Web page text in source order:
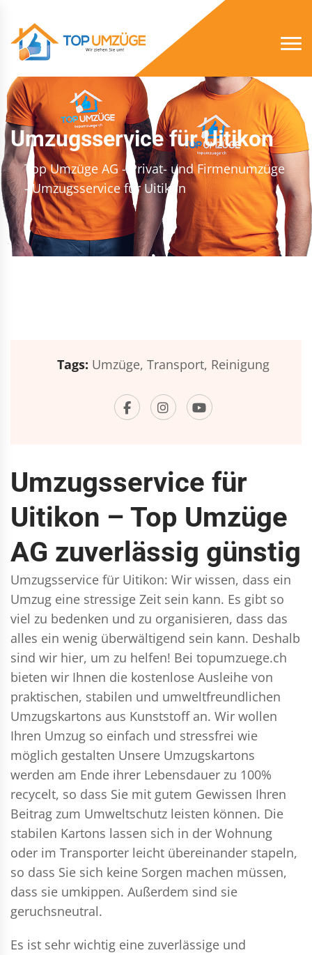
Umzugsservice für Uitikon
Top Umzüge AG - Privat- und Firmenumzüge
- Umzugsservice für Uitikon
Tags: Umzüge, Transport, Reinigung
Umzugsservice für
Uitikon – Top Umzüge
AG zuverlässig günstig
Umzugsservice für Uitikon: Wir wissen, dass ein
Umzug eine stressige Zeit sein kann. Es gibt so
viel zu bedenken und zu organisieren, dass das
alles ein wenig überwältigend sein kann. Deshalb
sind wir hier, um zu helfen! Bei topumzuege.ch
bieten wir Ihnen die kostenlose Ausleihe von
praktischen, stabilen und umweltfreundlichen
Umzugskartons aus Kunststoff an. Wir wollen
Ihren Umzug so einfach und stressfrei wie
möglich gestalten Unsere Umzugskartons
werden am Ende ihrer Lebensdauer zu 100%
recycelt, so dass Sie mit gutem Gewissen Ihren
Beitrag zum Umweltschutz leisten können. Die
stabilen Kartons lassen sich in der Wohnung
oder im Transporter leicht übereinander stapeln,
so dass Sie sich keine Sorgen machen müssen,
dass sie umkippen. Außerdem sind sie
geruchsneutral.
Es ist sehr wichtig eine zuverlässige und